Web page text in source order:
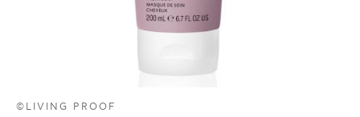
©LIVING PROOF